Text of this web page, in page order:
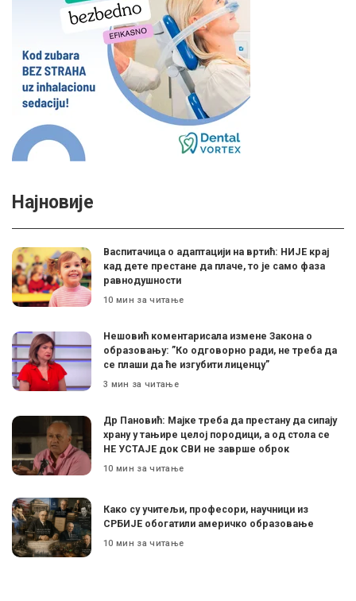
Најновије
Васпитачица о адаптацији на вртић: НИЈЕ крај
кад дете престане да плаче, то је само фаза
равнодушности
10 мин за читање
Нешовић коментарисала измене Закона о
образовању: ”Ко одговорно ради, не треба да
се плаши да ће изгубити лиценцу”
3 мин за читање
Др Пановић: Мајке треба да престану да сипају
храну у тањире целој породици, а од стола се
НЕ УСТАЈЕ док СВИ не заврше оброк
10 мин за читање
Како су учитељи, професори, научници из
СРБИЈЕ обогатили америчко образовање
10 мин за читање